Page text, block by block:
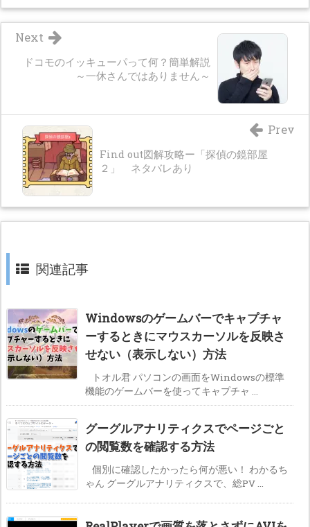
ドコモのイッキューパって何？簡単解説
～一休さんではありません～
Next
Find out図解攻略ー「探偵の鏡部屋
２」 ネタバレあり
Prev
関連記事
Windowsのゲームバーでキャプチャ
ーするときにマウスカーソルを反映さ
せない（表示しない）方法
トオル君 パソコンの画面をWindowsの標準
機能のゲームバーを使ってキャプチャ ...
グーグルアナリティクスでページごと
の閲覧数を確認する方法
個別に確認したかったら何が悪い！ わかるち
ゃん グーグルアナリティクスで、総PV ...